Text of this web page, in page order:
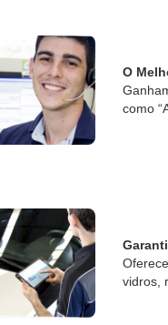
O
como
vidros,